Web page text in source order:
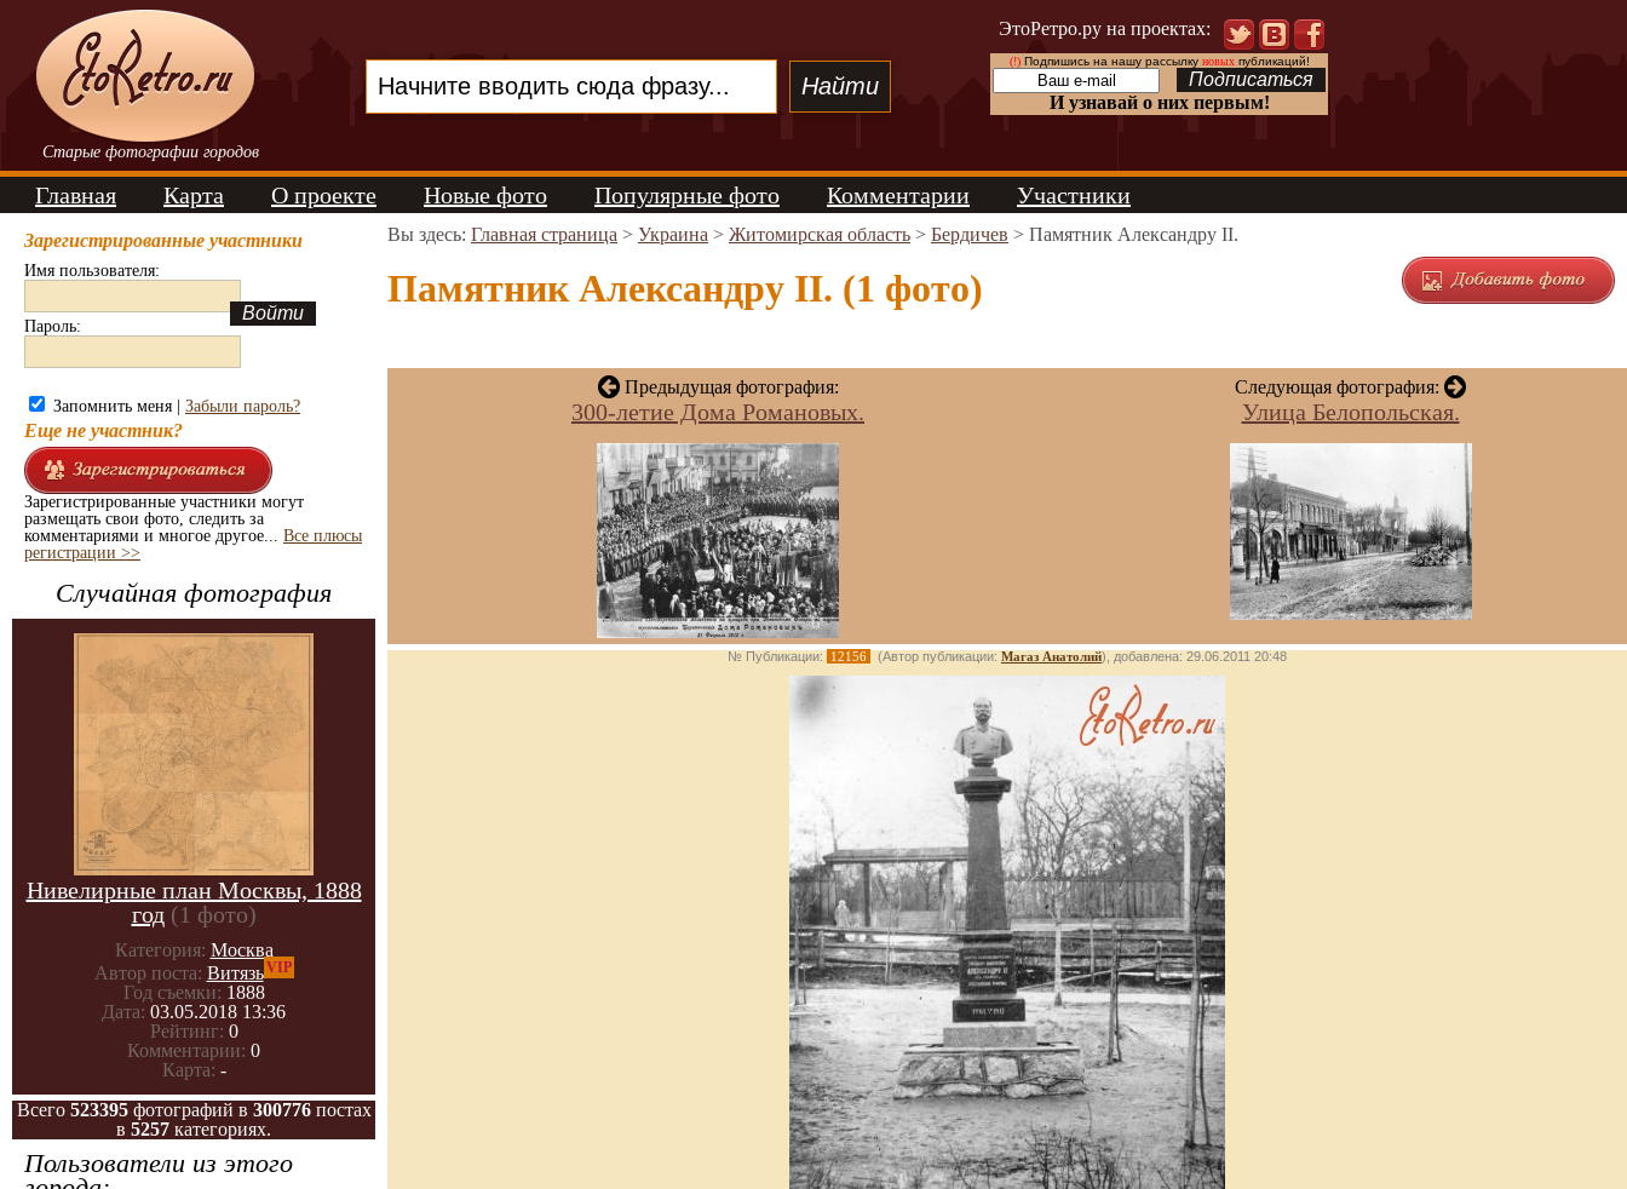
Старые фотографии городов
ЭтоРетро.ру на проектах:
(!)Подпишись на нашу рассылку новыхпубликаций!
И узнавай о них первым!
Главная Карта О проекте Новые фото Популярные фото Комментарии Участники
Зарегистрированные участники
Имя пользователя:
Пароль:
Запомнить меня | Забыли пароль?
Еще не участник?
Зарегистрированные участники могут
размещать свои фото, следить за
комментариями и многое другое... Все плюсы
регистрации >>
Случайная фотография
Нивелирные план Москвы, 1888
год (1 фото)
Категория: Москва
Автор поста: ВитязьVIP
Год съемки: 1888
Дата: 03.05.2018 13:36
Рейтинг: 0
Комментарии: 0
Карта: -
Всего 523395фотографий в 300776постах
в 5257 категориях.
Пользователи из этого
Вы здесь: Главная страница > Украина > Житомирская область > Бердичев > Памятник Александру II.
Памятник Александру II. (1 фото)
Предыдущая фотография:
300-летие Дома Романовых.
Следующая фотография:
Улица Белопольская.
№ Публикации: 12156 (Автор публикации: Магаз Анатолий), добавлена: 29.06.2011 20:48